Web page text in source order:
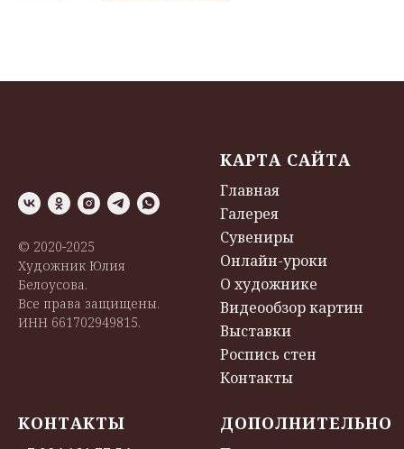
© 2020-2025
Художник Юлия
Белоусова.
Все права защищены.
ИНН 661702949815.
КАРТА САЙТА
Главная
Галерея
Сувениры
Онлайн-уроки
О художнике
Видеообзор картин
Выставки
Роспись стен
Контакты
КОНТАКТЫ ДОПОЛНИТЕЛЬНО